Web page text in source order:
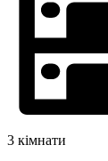
3 кімнати